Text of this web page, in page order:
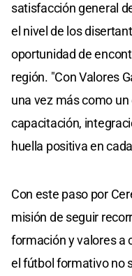
satisfacción general
el nivel de los
oportunidad de
región. "Con Valores
una vez más como
capacitación,
huella positiva en
Con este paso por
misión de seguir
formación y valores a
el fútbol formativo no